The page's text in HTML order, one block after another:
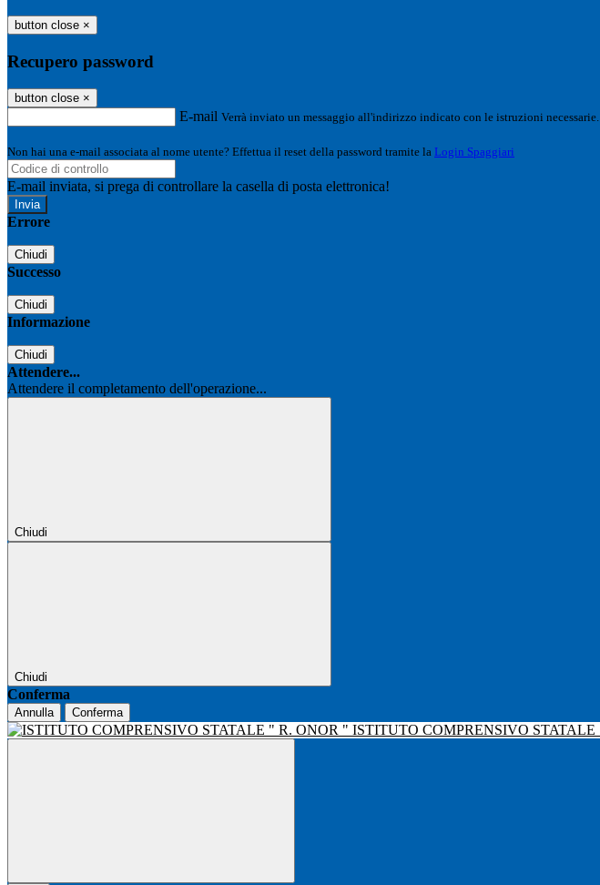
button close ×
Recupero password
button close ×
E-mail Verrà inviato un messaggio all'indirizzo indicato con le istruzioni necessarie.
Non hai una e-mail associata al nome utente? Effettua il reset della password tramite la Login Spaggiari
E-mail inviata, si prega di controllare la casella di posta elettronica!
Errore
Chiudi
Successo
Chiudi
Informazione
Chiudi
Attendere...
Attendere il completamento dell'operazione...
Chiudi
Chiudi
Conferma
Annulla Conferma
ISTITUTO COMPRENSIVO STATALE